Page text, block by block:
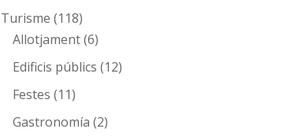
Turisme (118)
Allotjament(6)
Edificis públics (12)
Festes (11)
Gastronomía (2)